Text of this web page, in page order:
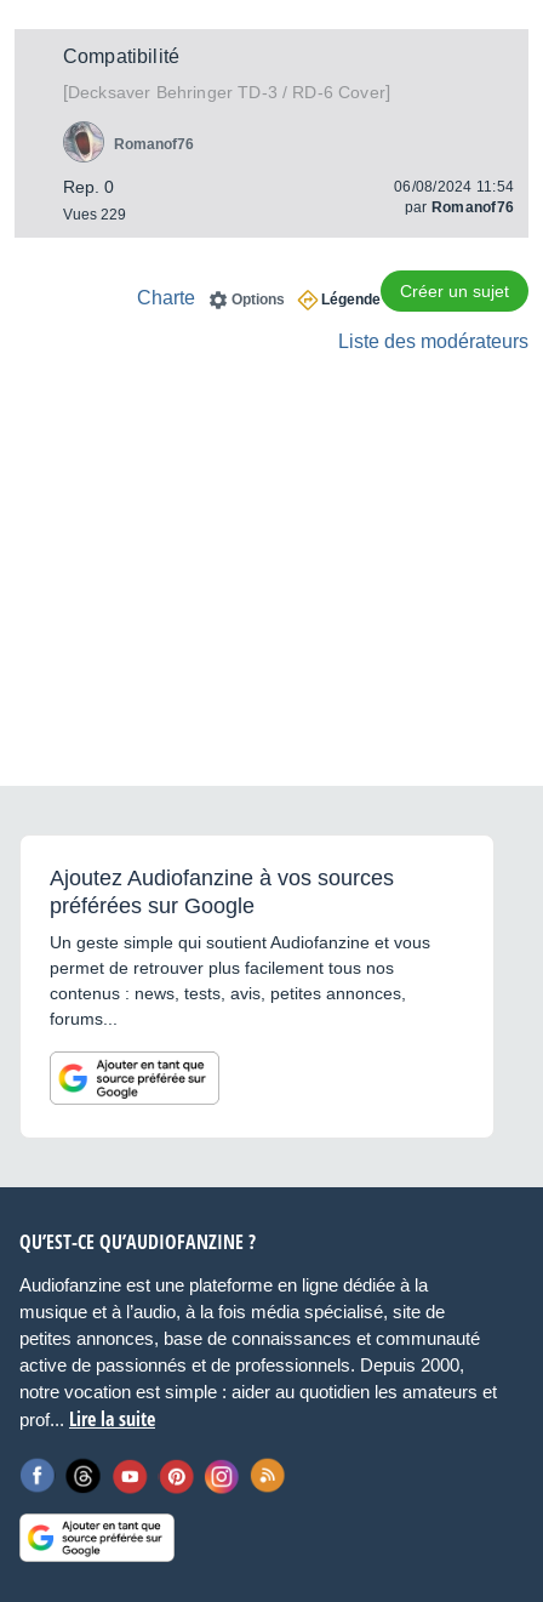
Compatibilité
[Decksaver Behringer TD-3 / RD-6 Cover]
Rep. 0
Vues 229
Romanof76
06/08/2024 11:54
par Romanof76
Créer un sujet
Légende
Options
Charte
Liste des modérateurs
Ajoutez Audiofanzine à vos sources
préférées sur Google
Un geste simple qui soutient Audiofanzine et vous
permet de retrouver plus facilement tous nos
contenus : news, tests, avis, petites annonces,
forums...
QU’EST-CE QU’AUDIOFANZINE ?
Audiofanzine est une plateforme en ligne dédiée à la
musique et à l’audio, à la fois média spécialisé, site de
petites annonces, base de connaissances et communauté
active de passionnés et de professionnels. Depuis 2000,
notre vocation est simple : aider au quotidien les amateurs et
prof... Lire la suite